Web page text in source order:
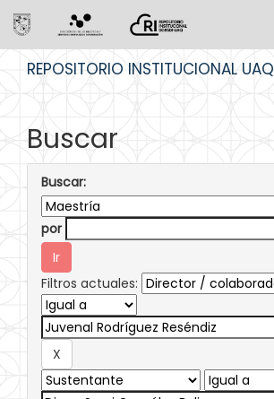
REPOSITORIO INSTITUCIONAL UAQ
Buscar
Buscar:
por
Filtros actuales: